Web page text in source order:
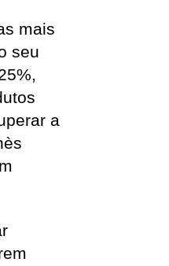
mais
seu
a